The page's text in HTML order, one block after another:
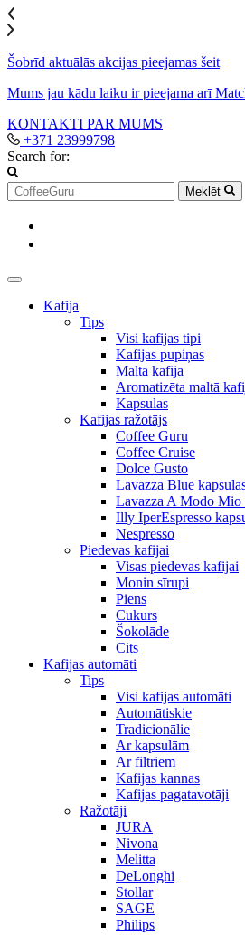
Šobrīd aktuālās akcijas pieejamas šeit
Mums jau kādu laiku ir pieejama arī
KONTAKTI PAR MUMS
+371 23999798
Search for:
Meklēt
Kafija
Tips
Visi kafijas tipi
Kafijas pupiņas
Maltā kafija
Aromatizēta maltā
Kapsulas
Kafijas ražotājs
Coffee Guru
Coffee Cruise
Dolce Gusto
Lavazza Blue
Lavazza A Modo Mio
Illy IperEspresso
Nespresso
Piedevas kafijai
Visas piedevas kafijai
Monin sīrupi
Piens
Cukurs
Šokolāde
Cits
Kafijas automāti
Tips
Visi kafijas automāti
Automātiskie
Tradicionālie
Ar kapsulām
Ar filtriem
Kafijas kannas
Kafijas pagatavotāji
Ražotāji
JURA
Nivona
Melitta
DeLonghi
Stollar
SAGE
Philips